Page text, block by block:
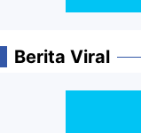
Berita Viral